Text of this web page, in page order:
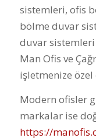
sistemleri, ofis
bölme duvar
duvar sistemleri
Man Ofis ve
işletmenize
Modern ofisler
markalar ise
https://